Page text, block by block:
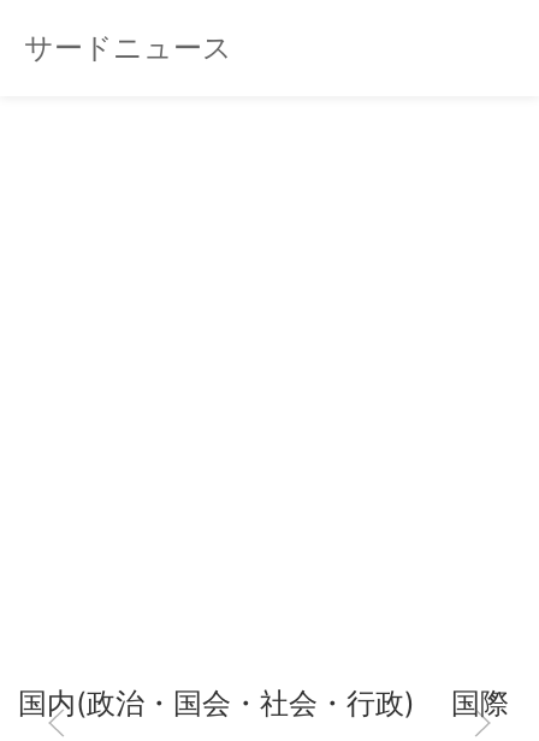
サードニュース
国内(政治・国会・社会・行政) 国際